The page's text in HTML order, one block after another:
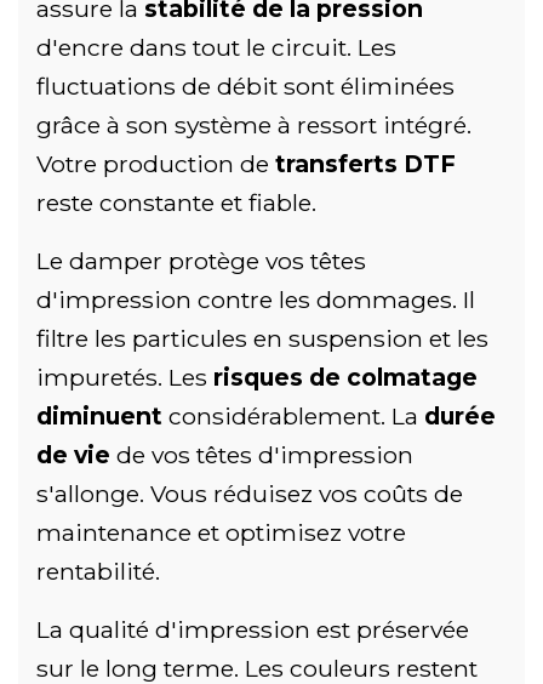
assure la stabilité de la pression
d'encre dans tout le circuit. Les
fluctuations de débit sont éliminées
grâce à son système à ressort intégré.
Votre production de transferts DTF
reste constante et fiable.
Le damper protège vos têtes
d'impression contre les dommages. Il
filtre les particules en suspension et les
impuretés. Les risques de colmatage
diminuent considérablement. La durée
de vie de vos têtes d'impression
s'allonge. Vous réduisez vos coûts de
maintenance et optimisez votre
rentabilité.
La qualité d'impression est préservée
sur le long terme. Les couleurs restent